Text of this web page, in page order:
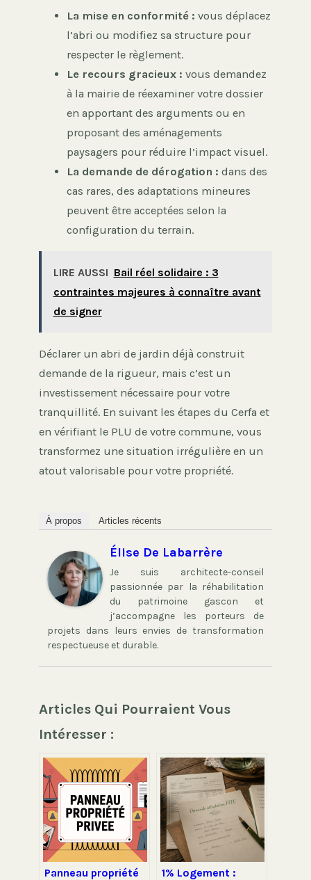
La mise en conformité : vous déplacez
l’abri ou modifiez sa structure pour
respecter le règlement.
Le recours gracieux : vous demandez
à la mairie de réexaminer votre dossier
en apportant des arguments ou en
proposant des aménagements
paysagers pour réduire l’impact visuel.
La demande de dérogation : dans des
cas rares, des adaptations mineures
peuvent être acceptées selon la
configuration du terrain.
LIRE AUSSI Bail réel solidaire : 3
contraintes majeures à connaître avant
de signer
Déclarer un abri de jardin déjà construit
demande de la rigueur, mais c’est un
investissement nécessaire pour votre
tranquillité. En suivant les étapes du Cerfa et
en vérifiant le PLU de votre commune, vous
transformez une situation irrégulière en un
atout valorisable pour votre propriété.
À propos Articles récents
Élise De Labarrère
Je suis architecte-conseil
passionnée par la réhabilitation
du patrimoine gascon et
j’accompagne les porteurs de
projets dans leurs envies de transformation
respectueuse et durable.
Articles Qui Pourraient Vous
Intéresser :
Panneau propriété
1% Logement :